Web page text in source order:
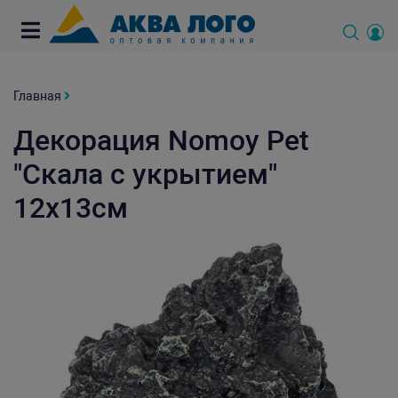
Главная
Декорация Nomoy Pet
"Скала с укрытием"
12х13см